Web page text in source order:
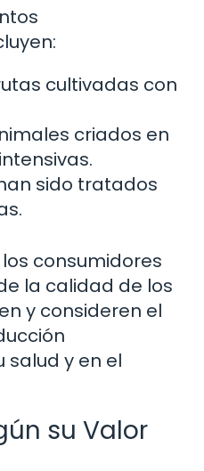
cultivadas con
criados en
sido tratados
consumidores
la calidad de los
y consideren el
salud y en el
su Valor